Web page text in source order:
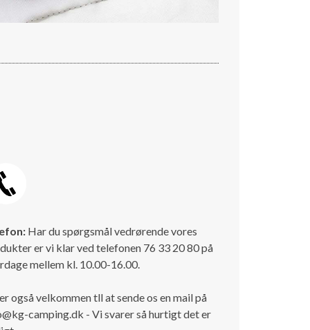
Har du spørgsmål vedrørende vores
er vi klar ved telefonen 76 33 20 80 på
mellem kl. 10.00-16.00.
også velkommen tll at sende os en mail på
camping.dk - Vi svarer så hurtigt det er